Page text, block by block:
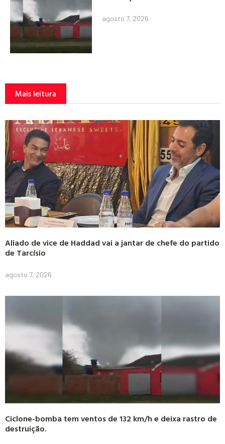
agosto 7, 2026
Mais leitura
Aliado de vice de Haddad vai a jantar de chefe do partido
de Tarcísio
agosto 7, 2026
Ciclone-bomba tem ventos de 132 km/h e deixa rastro de
destruição.